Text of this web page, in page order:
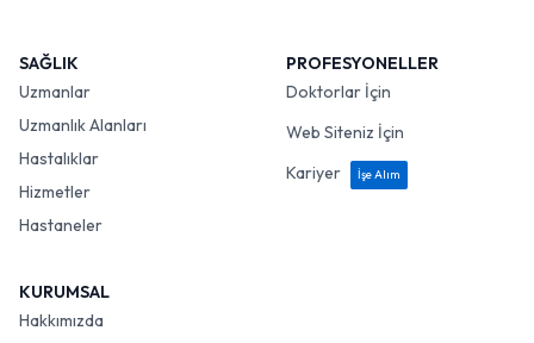
SAĞLIK
Uzmanlar
Uzmanlık Alanları
Hastalıklar
Hizmetler
Hastaneler
PROFESYONELLER
Doktorlar İçin
Web Siteniz İçin
Kariyer
İşe Alım
KURUMSAL
Hakkımızda